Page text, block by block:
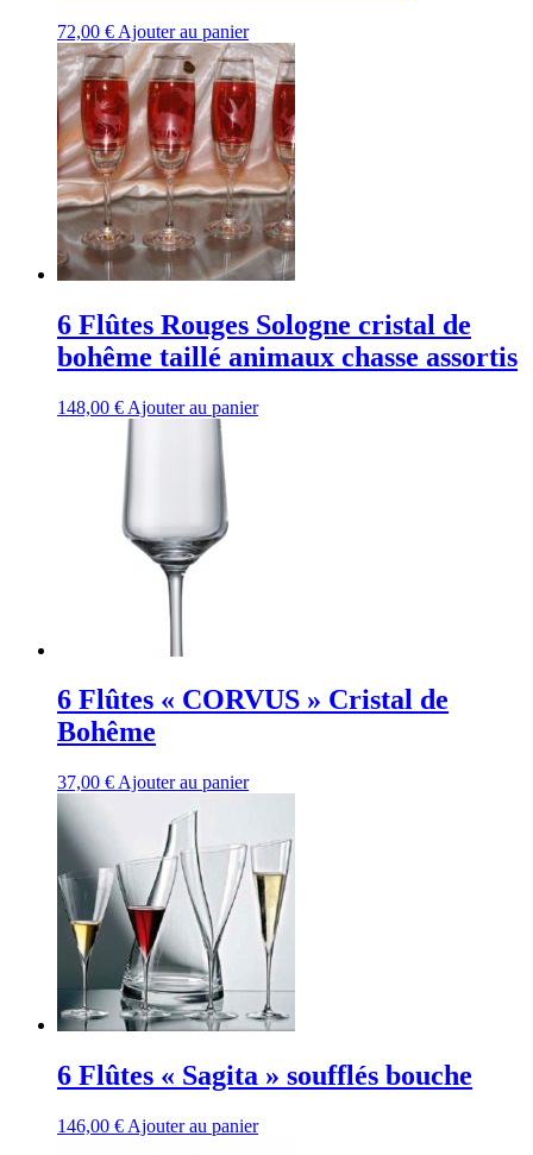
72,00 € Ajouter au panier
6 Flûtes Rouges Sologne cristal de
bohême taillé animaux chasse assortis
148,00 € Ajouter au panier
6 Flûtes « CORVUS » Cristal de
Bohême
37,00 € Ajouter au panier
6 Flûtes « Sagita » soufflés bouche
146,00 € Ajouter au panier